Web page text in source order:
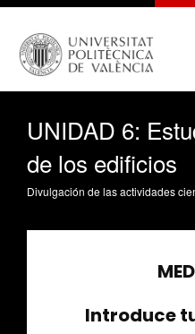
UNIDAD 6:
de los edificios